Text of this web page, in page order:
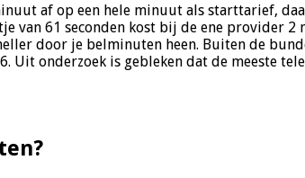
af op een hele minuut als starttarief,
van 61 seconden kost bij de ene provider
door je belminuten heen. Buiten de
Uit onderzoek is gebleken dat de meeste